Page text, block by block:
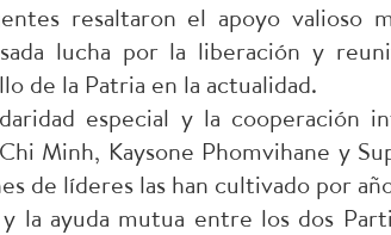
resaltaron el apoyo valioso
lucha por la liberación y
de la Patria en la actualidad.
especial y la cooperación
Minh, Kaysone Phomvihane y
de líderes las han cultivado por
la ayuda mutua entre los dos